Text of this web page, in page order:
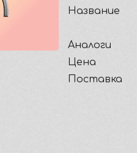
Название
Аналоги
Цена
Поставка